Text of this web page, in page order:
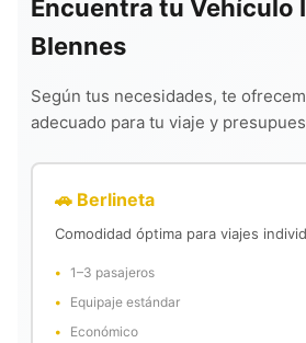
Encuentra tu Vehículo
Blennes
Según tus necesidades, te
adecuado para tu viaje y
🚗 Berlineta
Comodidad óptima para viajes
1–3 pasajeros
Equipaje estándar
Económico